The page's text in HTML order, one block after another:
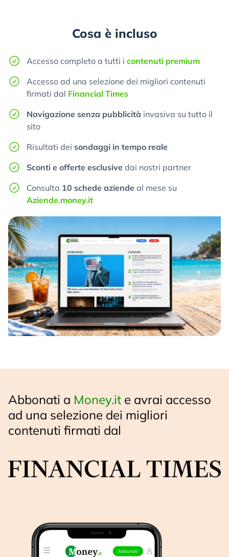
Cosa è incluso
Accesso completo a tutti i contenuti premium
Accesso ad una selezione dei migliori contenuti
firmati dal Financial Times
Navigazione senza pubblicità invasiva su tutto il
sito
Risultati dei sondaggi in tempo reale
Sconti e offerte esclusive dai nostri partner
Consulta 10 schede aziende al mese su
Aziende.money.it
Abbonati a Money.it e avrai accesso
ad una selezione dei migliori
contenuti firmati dal